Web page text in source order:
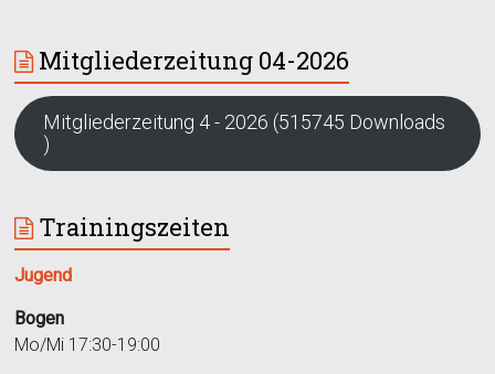
Mitgliederzeitung 04-2026
Mitgliederzeitung 4 - 2026 (515745 Downloads
)
Trainingszeiten
Jugend
Bogen
Mo/Mi 17:30-19:00